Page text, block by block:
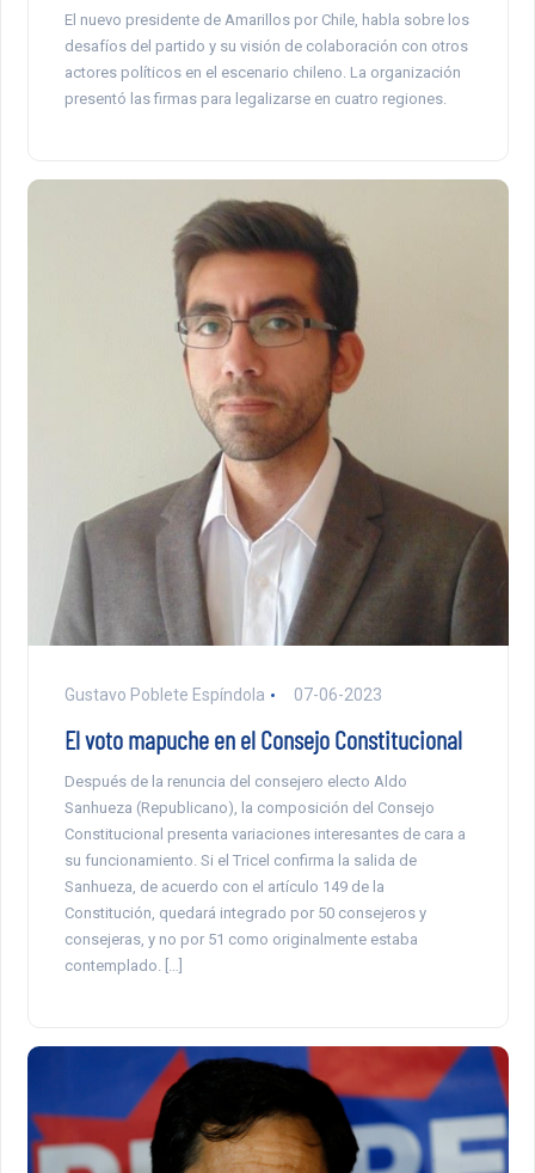
El nuevo presidente de Amarillos por Chile, habla sobre los
desafíos del partido y su visión de colaboración con otros
actores políticos en el escenario chileno. La organización
presentó las firmas para legalizarse en cuatro regiones.
Gustavo Poblete Espíndola 07-06-2023
El voto mapuche en el Consejo Constitucional
Después de la renuncia del consejero electo Aldo
Sanhueza (Republicano), la composición del Consejo
Constitucional presenta variaciones interesantes de cara a
su funcionamiento. Si el Tricel confirma la salida de
Sanhueza, de acuerdo con el artículo 149 de la
Constitución, quedará integrado por 50 consejeros y
consejeras, y no por 51 como originalmente estaba
contemplado. […]